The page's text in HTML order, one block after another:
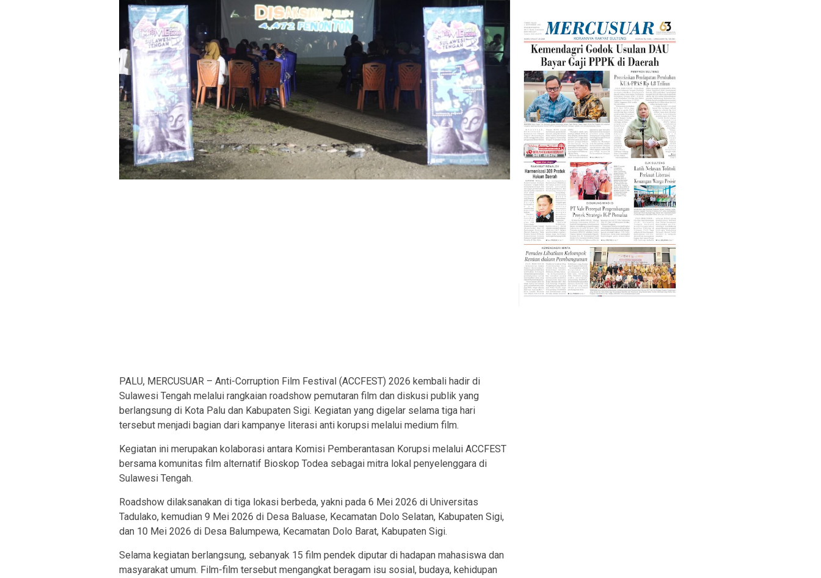
PALU, MERCUSUAR – Anti-Corruption Film Festival (ACCFEST) 2026 kembali hadir di
Sulawesi Tengah melalui rangkaian roadshow pemutaran film dan diskusi publik yang
berlangsung di Kota Palu dan Kabupaten Sigi. Kegiatan yang digelar selama tiga hari
tersebut menjadi bagian dari kampanye literasi anti korupsi melalui medium film.
Kegiatan ini merupakan kolaborasi antara Komisi Pemberantasan Korupsi melalui ACCFEST
bersama komunitas film alternatif Bioskop Todea sebagai mitra lokal penyelenggara di
Sulawesi Tengah.
Roadshow dilaksanakan di tiga lokasi berbeda, yakni pada 6 Mei 2026 di Universitas
Tadulako, kemudian 9 Mei 2026 di Desa Baluase, Kecamatan Dolo Selatan, Kabupaten Sigi,
dan 10 Mei 2026 di Desa Balumpewa, Kecamatan Dolo Barat, Kabupaten Sigi.
Selama kegiatan berlangsung, sebanyak 15 film pendek diputar di hadapan mahasiswa dan
masyarakat umum. Film-film tersebut mengangkat beragam isu sosial, budaya, kehidupan